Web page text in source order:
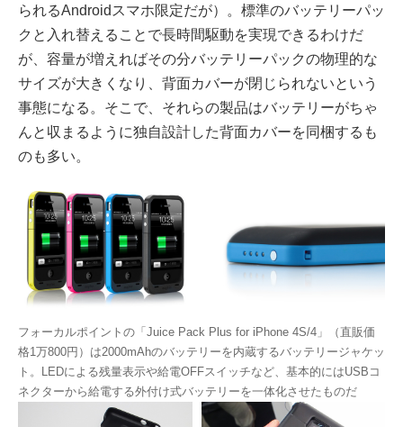
られるAndroidスマホ限定だが）。標準のバッテリーパッ
クと入れ替えることで長時間駆動を実現できるわけだ
が、容量が増えればその分バッテリーパックの物理的な
サイズが大きくなり、背面カバーが閉じられないという
事態になる。そこで、それらの製品はバッテリーがちゃ
んと収まるように独自設計した背面カバーを同梱するも
のも多い。
フォーカルポイントの「Juice Pack Plus for iPhone 4S/4」（直販価
格1万800円）は2000mAhのバッテリーを内蔵するバッテリージャケッ
ト。LEDによる残量表示や給電OFFスイッチなど、基本的にはUSBコ
ネクターから給電する外付け式バッテリーを一体化させたものだ